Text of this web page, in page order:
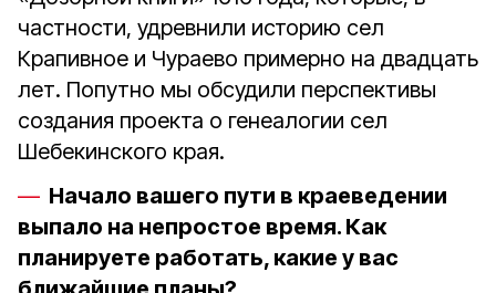
частности, удревнили историю сел
Крапивное и Чураево примерно на двадцать
лет. Попутно мы обсудили перспективы
создания проекта о генеалогии сел
Шебекинского края.
Начало вашего пути в краеведении
выпало на непростое время. Как
планируете работать, какие у вас